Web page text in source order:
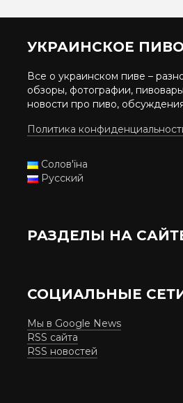
УКРАИНСКОЕ
Все о украинском пиве –
обзоры, фотографии,
новости про пиво,
Политика
Солов'їна
Русский
РАЗДЕЛЫ НА
СОЦИАЛЬНЫЕ
Мы в Google News
RSS сайта
RSS новостей